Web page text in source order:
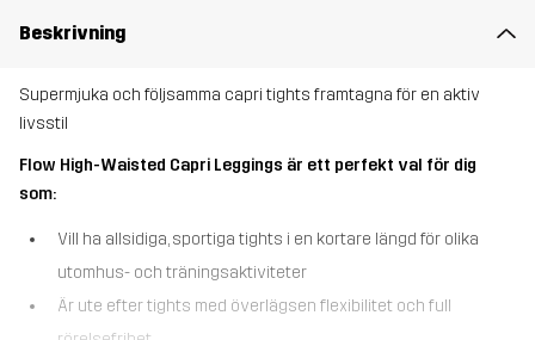
Beskrivning
Supermjuka och följsamma capri tights framtagna för en aktiv
livsstil
Flow High-Waisted Capri Leggings är ett perfekt val för dig
som:
Vill ha allsidiga, sportiga tights i en kortare längd för olika
utomhus- och träningsaktiviteter
Är ute efter tights med överlägsen flexibilitet och full